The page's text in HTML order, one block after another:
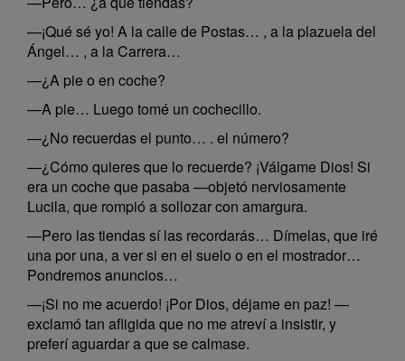
—¡Qué sé yo! A la calle de Postas… , a la plazuela del
Ángel… , a la Carrera…
—¿A pie o en coche?
—A pie… Luego tomé un cochecillo.
—¿No recuerdas el punto… . el número?
—¿Cómo quieres que lo recuerde? ¡Válgame Dios! Si
era un coche que pasaba —objetó nerviosamente
Lucila, que rompió a sollozar con amargura.
—Pero las tiendas sí las recordarás… Dímelas, que iré
una por una, a ver si en el suelo o en el mostrador…
Pondremos anuncios…
—¡Si no me acuerdo! ¡Por Dios, déjame en paz! —
exclamó tan afligida que no me atreví a insistir, y
preferí aguardar a que se calmase.